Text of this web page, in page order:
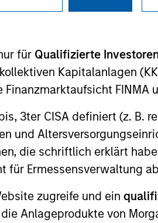
für Qualifizierte
Kapitalanlagen
3ter CISA definiert (z. B.
und
die schriftlich erklärt
für Ermessensverwaltung
zugreife und ein
Anlageprodukte von
and lifestyle brand
Since opening its
growing premium coffee
Jersey and a flagship coffee